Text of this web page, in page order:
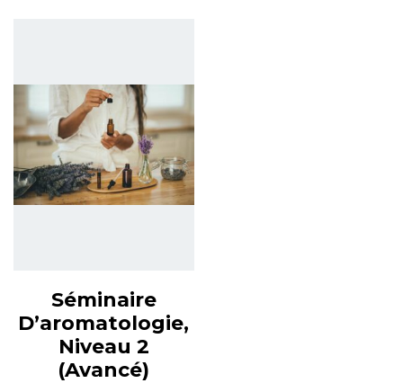
Séminaire
D’aromatologie,
Niveau 2
(avancé)